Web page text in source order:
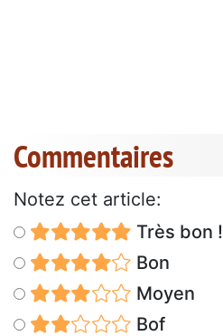
Commentaires
Notez cet article:
Très bon !
Bon
Moyen
Bof